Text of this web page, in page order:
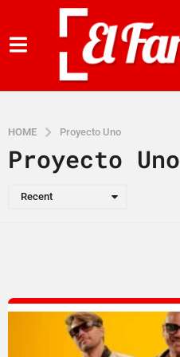
HOME Proyecto Uno
Proyecto Uno
Recent